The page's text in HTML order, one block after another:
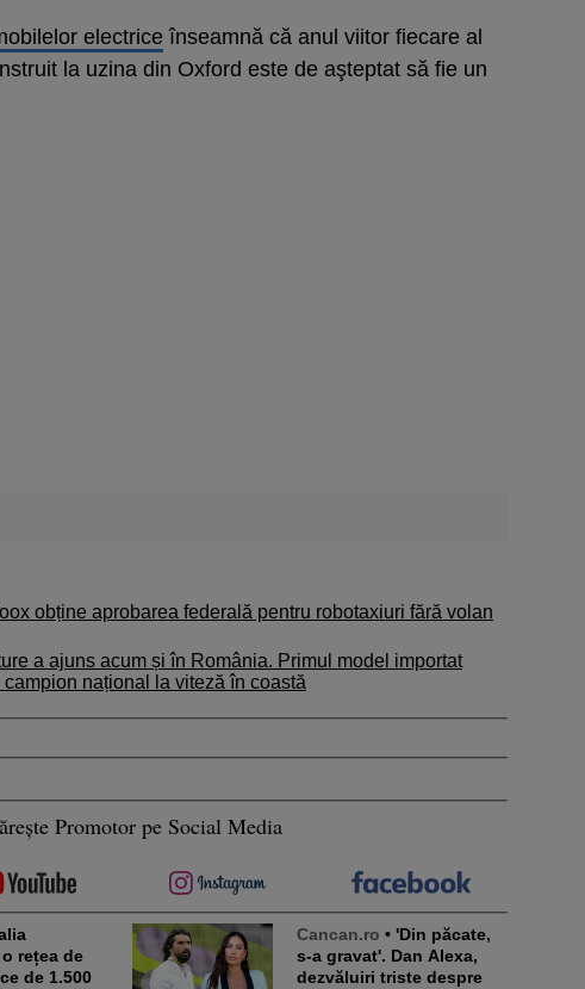
electrice înseamnă că anul viitor fiecare al
la uzina din Oxford este de aşteptat să fie un
obține aprobarea federală pentru robotaxiuri fără volan
a ajuns acum și în România. Primul model importat
național la viteză în coastă
Promotor pe Social Media
rețea de
de 1.500
Cancan.ro • 'Din păcate,
s-a gravat'. Dan Alexa,
dezvăluiri triste despre